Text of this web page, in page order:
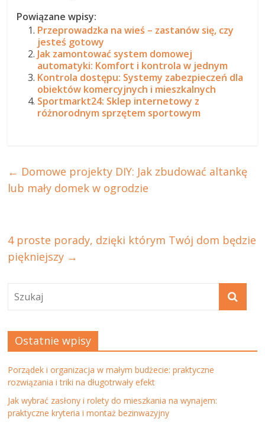
Powiązane wpisy:
Przeprowadzka na wieś – zastanów się, czy
jesteś gotowy
Jak zamontować system domowej
automatyki: Komfort i kontrola w jednym
Kontrola dostępu: Systemy zabezpieczeń dla
obiektów komercyjnych i mieszkalnych
Sportmarkt24: Sklep internetowy z
różnorodnym sprzętem sportowym
← Domowe projekty DIY: Jak zbudować altankę
lub mały domek w ogrodzie
4 proste porady, dzięki którym Twój dom będzie
piękniejszy →
Ostatnie wpisy
Porządek i organizacja w małym budżecie: praktyczne
rozwiązania i triki na długotrwały efekt
Jak wybrać zasłony i rolety do mieszkania na wynajem:
praktyczne kryteria i montaż bezinwazyjny